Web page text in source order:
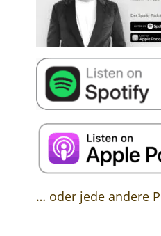
… oder jede andere